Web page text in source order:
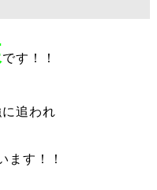
です！！
追われ
ます！！